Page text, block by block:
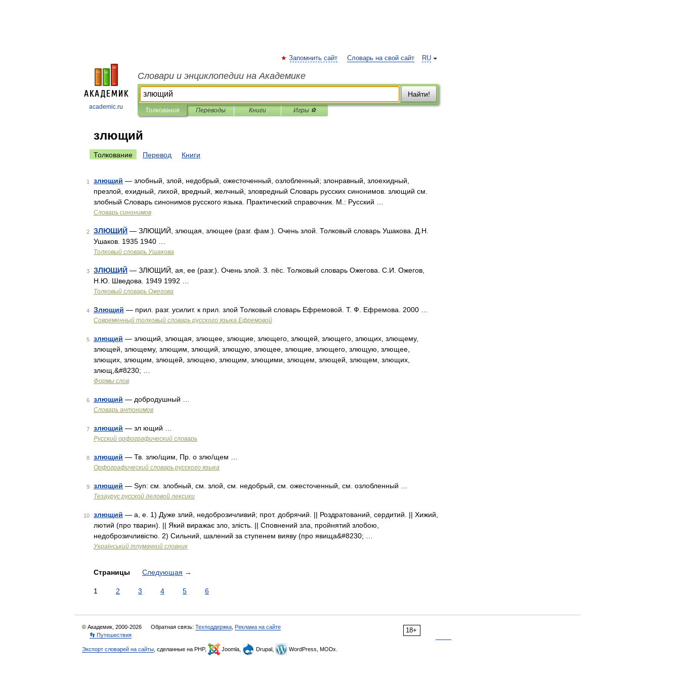
academic.ru
RU
Запомнить сайт Словарь на свой сайт
Словари и энциклопедии на Академике
Найти!
Толкования Переводы Книги Игры ⚽
злющий
Толкование Перевод Книги
1 злющий — злобный, злой, недобрый, ожесточенный, озлобленный; злонравный, злоехидный,
презлой, ехидный, лихой, вредный, желчный, зловредный Словарь русских синонимов. злющий см.
злобный Словарь синонимов русского языка. Практический справочник. М.: Русский …
Словарь синонимов
2 ЗЛЮЩИЙ — ЗЛЮЩИЙ, злющая, злющее (разг. фам.). Очень злой. Толковый словарь Ушакова. Д.Н.
Ушаков. 1935 1940 …
Толковый словарь Ушакова
3 ЗЛЮЩИЙ — ЗЛЮЩИЙ, ая, ее (разг.). Очень злой. З. пёс. Толковый словарь Ожегова. С.И. Ожегов,
Н.Ю. Шведова. 1949 1992 …
Толковый словарь Ожегова
4 Злющий — прил. разг. усилит. к прил. злой Толковый словарь Ефремовой. Т. Ф. Ефремова. 2000 …
Современный толковый словарь русского языка Ефремовой
5 злющий — злющий, злющая, злющее, злющие, злющего, злющей, злющего, злющих, злющему,
злющей, злющему, злющим, злющий, злющую, злющее, злющие, злющего, злющую, злющее,
злющих, злющим, злющей, злющею, злющим, злющими, злющем, злющей, злющем, злющих,
злющ,&#8230; …
Формы слов
6 злющий — добродушный …
Словарь антонимов
7 злющий — зл ющий …
Русский орфографический словарь
8 злющий — Тв. злю/щим, Пр. о злю/щем …
Орфографический словарь русского языка
9 злющий — Syn: см. злобный, см. злой, см. недобрый, см. ожесточенный, см. озлобленный …
Тезаурус русской деловой лексики
10 злющий — а, е. 1) Дуже злий, недоброзичливий; прот. добрячий. || Роздратований, сердитий. || Хижий,
лютий (про тварин). || Який виражає зло, злість. || Сповнений зла, пройнятий злобою,
недоброзичливістю. 2) Сильний, шалений за ступенем вияву (про явища&#8230; …
Український тлумачний словник
Страницы Следующая →
1 2 3 4 5 6
18+
© Академик, 2000-2026 Обратная связь: Техподдержка Реклама на сайте
👣 Путешествия
Экспорт словарей на сайты , сделанные на PHP, Joomla, Drupal, WordPress, MODx.